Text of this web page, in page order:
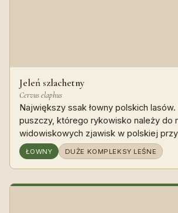
Jeleń szlachetny
Cervus elaphus
Największy ssak łowny polskich lasów.
puszczy, którego rykowisko należy do
widowiskowych zjawisk w polskiej
ŁOWNY DUŻE KOMPLEKSY LEŚNE